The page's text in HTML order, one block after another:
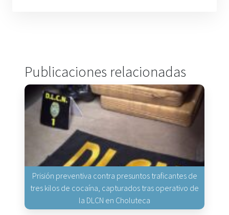
Publicaciones relacionadas
Prisión preventiva contra presuntos traficantes de
tres kilos de cocaína, capturados tras operativo de
la DLCN en Choluteca